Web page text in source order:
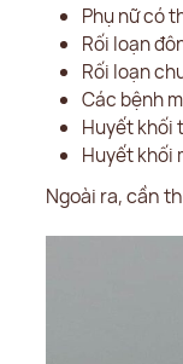
Phụ nữ có
Rối loạn
Rối loạn
Các bệnh
Huyết khối
Huyết khối
Ngoài ra, cần